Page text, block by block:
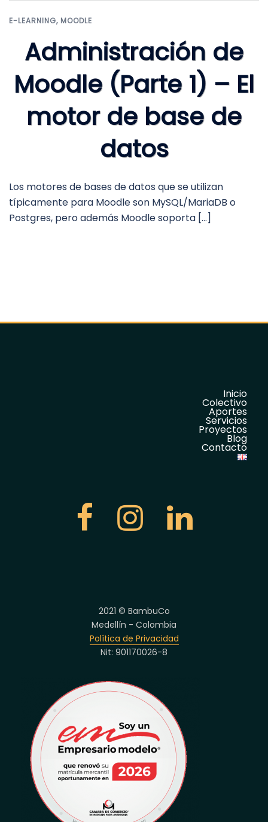
E-LEARNING, MOODLE
Administración de
Moodle (Parte 1) – El
motor de base de
datos
Los motores de bases de datos que se utilizan
típicamente para Moodle son MySQL/MariaDB o
Postgres, pero además Moodle soporta […]
Inicio
Colectivo
Aportes
Servicios
Proyectos
Blog
Contacto
2021 © BambuCo
Medellín - Colombia
Política de Privacidad
Nit: 901170026-8